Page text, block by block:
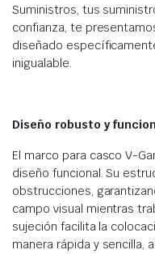
Suministros, tus
confianza, te
diseñado
inigualable.
Diseño robusto y
El marco para casco V-
diseño funcional. Su
obstrucciones,
campo visual mientras
sujeción facilita la
manera rápida y sencilla,